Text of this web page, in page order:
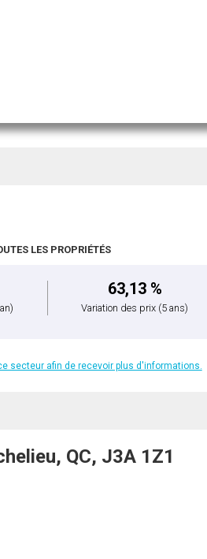
LES PROPRIÉTÉS
63,13 %
Variation des prix (5 ans)
secteur afin de recevoir plus d'informations.
QC, J3A 1Z1